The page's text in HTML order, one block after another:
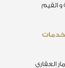
العقاري
و القيم